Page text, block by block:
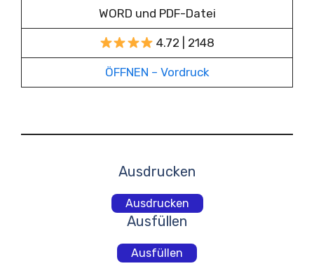
WORD und PDF-Datei
4.72 | 2148
ÖFFNEN – Vordruck
Ausdrucken
Ausdrucken
Ausfüllen
Ausfüllen